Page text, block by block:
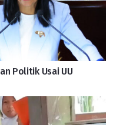
Politik Usai UU